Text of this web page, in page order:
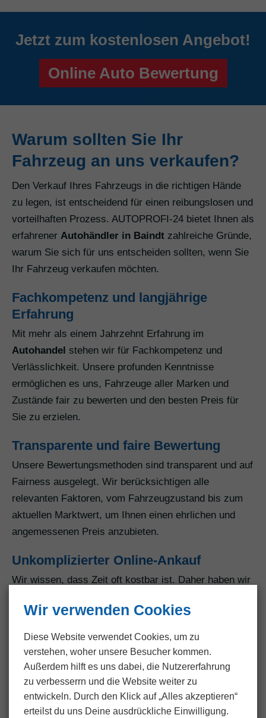
Jetzt zum kostenlosen Angebot!
Online Auto Bewertung
Warum sollten Sie Ihr
Fahrzeug an uns verkaufen?
Den Verkauf Ihres Fahrzeugs in die richtigen Hände
zu legen, ist entscheidend für einen reibungslosen und
vorteilhaften Prozess. AUTOPROFI-24 bietet Ihnen als
erfahrener Autohändler in Baindt zahlreiche Gründe,
warum Sie sich für uns entscheiden sollten, wenn Sie
Ihr Fahrzeug verkaufen möchten.
Fachkompetenz und langjährige
Erfahrung
Mit mehr als einem Jahrzehnt Erfahrung im
Autohandel stehen wir für Fachkompetenz und
Verlässlichkeit. Unsere profunden Kenntnisse
ermöglichen es uns, Fahrzeuge aller Marken und
Zustände fair zu bewerten und den besten Preis für
Sie zu erzielen.
Transparente und faire Bewertung
Unsere Bewertungsmethoden sind transparent und auf
Fairness ausgelegt. Wir berücksichtigen alle
relevanten Faktoren, vom Fahrzeugzustand bis zum
aktuellen Marktwert, um Ihnen einen ehrlichen und
angemessenen Preis anzubieten.
Unkomplizierter Online-Ankauf
Wir wissen, dass Zeit oft kostbar ist. Daher haben wir
entwickelt. Mit nur wenigen Klicks können Sie Ihr
Bewertung. Diese zeitgemäße Methode ermöglicht
eine bequeme Kontaktaufnahme und spart Ihnen
wertvolle Zeit.
Flexible Annahme aller Fahrzeugtypen
Wir verwenden Cookies
Diese Website verwendet Cookies, um zu
verstehen, woher unsere Besucher kommen.
Außerdem hilft es uns dabei, die Nutzer­erfahrung
zu verbesserrn und die Website weiter zu
entwickeln. Durch den Klick auf „Alles akzeptieren“
erteilst du uns Deine ausdrückliche Einwilligung.